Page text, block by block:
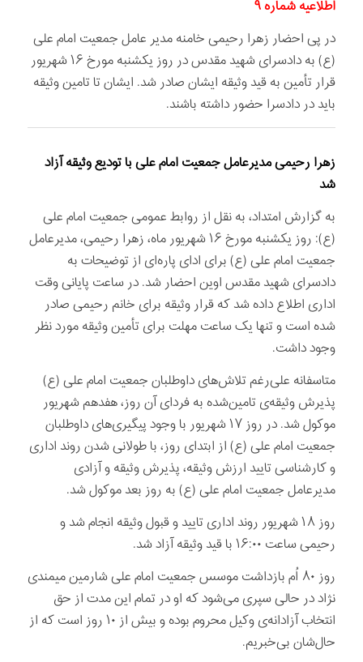
اطلاعیه شماره ۹
در پی احضار زهرا رحیمی خامنه مدیر عامل جمعیت امام علی
(ع) به دادسرای شهید مقدس در روز یکشنبه مورخ ۱۶ شهریور
قرار تأمین به قید وثیقه ایشان صادر شد. ایشان تا تامین وثیقه
باید در دادسرا حضور داشته باشند.
زهرا رحیمی مدیرعامل جمعیت امام علی با تودیع وثیقه آزاد
شد
به گزارش امتداد، به نقل از روابط عمومی جمعیت امام علی
(ع): روز یکشنبه مورخ ۱۶ شهریور ماه، زهرا رحیمی، مدیرعامل
جمعیت امام علی (ع) برای ادای پاره‌ای از توضیحات به
دادسرای شهید مقدس اوین احضار شد. در ساعت پایانی وقت
اداری اطلاع داده شد که قرار وثیقه برای خانم رحیمی صادر
شده است و تنها یک ساعت مهلت برای تأمین وثیقه مورد نظر
وجود داشت.
متاسفانه علی‌رغم تلاش‌های داوطلبان جمعیت امام علی (ع)
پذیرش وثیقه‌ی تامین‌شده به فردای آن روز، هفدهم شهریور
موکول شد. در روز ۱۷ شهریور با وجود پیگیری‌های داوطلبان
جمعیت امام علی (ع) از ابتدای روز، با طولانی شدن روند اداری
و کارشناسی تایید ارزش وثیقه، پذیرش وثیقه و آزادی
مدیرعامل جمعیت امام علی (ع) به روز بعد موکول شد.
روز ۱۸ شهریور روند اداری تایید و قبول وثیقه انجام شد و
رحیمی ساعت ۱۶:۰۰ با قید وثیقه آزاد شد.
روز ۸۰ اُم بازداشت موسس جمعیت امام علی شارمین میمندی
نژاد در حالی سپری می‌شود که او در تمام این مدت از حق
انتخاب آزادانه‌ی وکیل محروم بوده و بیش از ۱۰ روز است که از
حال‌شان بی‌خبریم.